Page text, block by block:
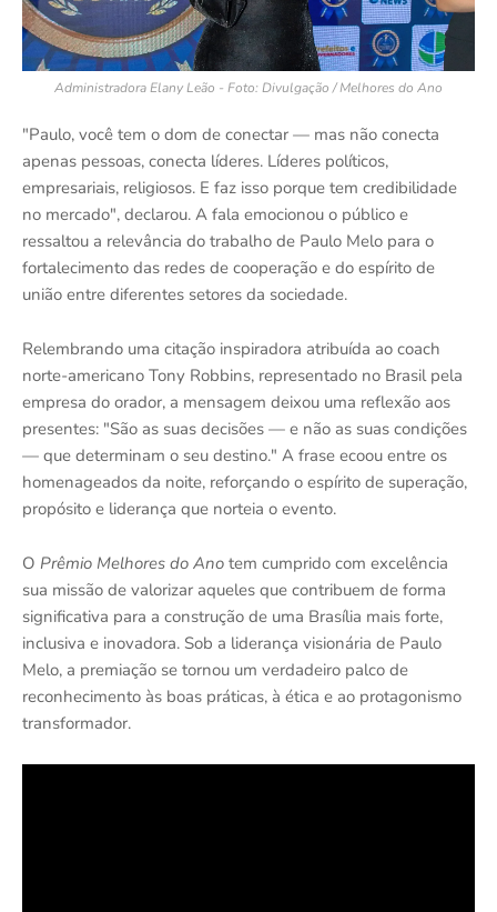
Administradora Elany Leão - Foto: Divulgação / Melhores do Ano
"Paulo, você tem o dom de conectar — mas não conecta
apenas pessoas, conecta líderes. Líderes políticos,
empresariais, religiosos. E faz isso porque tem credibilidade
no mercado", declarou. A fala emocionou o público e
ressaltou a relevância do trabalho de Paulo Melo para o
fortalecimento das redes de cooperação e do espírito de
união entre diferentes setores da sociedade.
Relembrando uma citação inspiradora atribuída ao coach
norte-americano Tony Robbins, representado no Brasil pela
empresa do orador, a mensagem deixou uma reflexão aos
presentes: "São as suas decisões — e não as suas condições
— que determinam o seu destino." A frase ecoou entre os
homenageados da noite, reforçando o espírito de superação,
propósito e liderança que norteia o evento.
O Prêmio Melhores do Ano tem cumprido com excelência
sua missão de valorizar aqueles que contribuem de forma
significativa para a construção de uma Brasília mais forte,
inclusiva e inovadora. Sob a liderança visionária de Paulo
Melo, a premiação se tornou um verdadeiro palco de
reconhecimento às boas práticas, à ética e ao protagonismo
transformador.